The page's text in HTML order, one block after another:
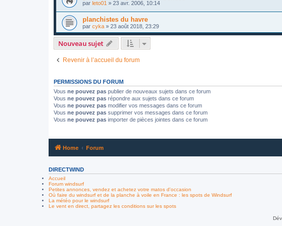
par leto01 » 23 avr. 2006, 10:14
planchistes du havre
par cyka » 23 août 2018, 23:29
Nouveau sujet
Revenir à l’accueil du forum
PERMISSIONS DU FORUM
Vous ne pouvez pas publier de nouveaux sujets dans ce forum
Vous ne pouvez pas répondre aux sujets dans ce forum
Vous ne pouvez pas modifier vos messages dans ce forum
Vous ne pouvez pas supprimer vos messages dans ce forum
Vous ne pouvez pas importer de pièces jointes dans ce forum
Home Forum
DIRECTWIND
Accueil
Forum windsurf
Petites annonces, vendez et achetez votre matos d'occasion
Où faire du windsurf et de la planche à voile en France : les spots de Windsurf
La météo pour le windsurf
Le vent en direct, partagez les conditions sur les spots